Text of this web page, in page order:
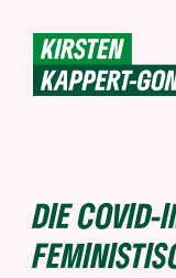
content
DIE COVID-